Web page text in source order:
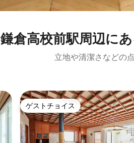
鎌倉高校前駅⁠周⁠辺⁠に⁠
立地や清潔さなどの
ゲストチョイス
ゲストチョイス